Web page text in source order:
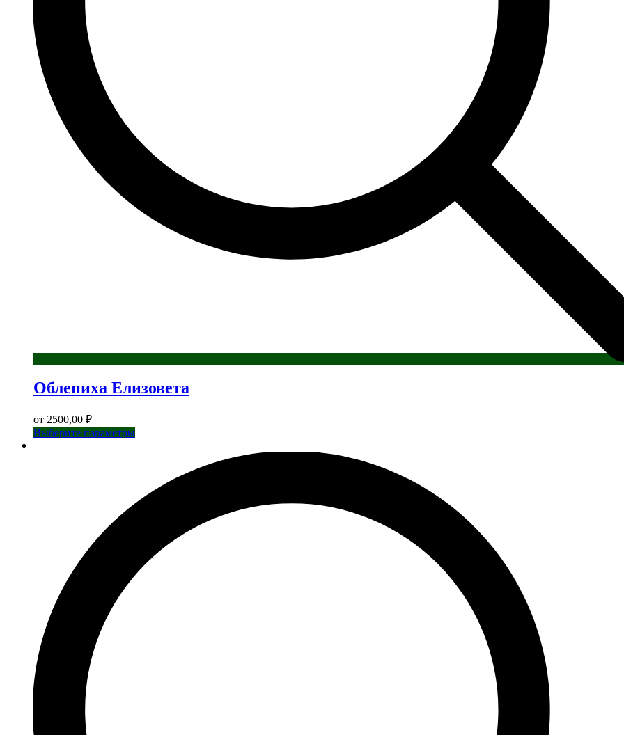
Облепиха Елизовета
от 2500,00 ₽
Выберите параметрыЭтот
вариаций.
Опции
можно
странице
товара.